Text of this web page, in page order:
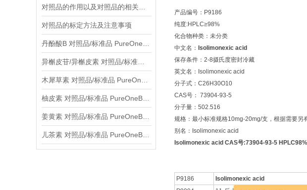
对照品的标定方法及注意事项
产品编号：P9186
纯度:HPLC≥98%
化合物种类：未分类
中文名： Isolimonexic acid
保存条件：2-8摄氏度密封冷藏
英文名：Isolimonexic acid
分子式：C26H30O10
CAS号： 73904-93-5
分子量：502.516
规格：最小标准规格10mg-20mg/支，根据需要另
别名：Isolimonexic acid
Isolimonexic acid CAS号:73904-93-5 HPLC98%
P9186 Isolimonexic acid